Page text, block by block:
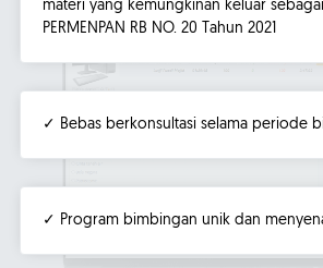
materi yang kemungkinan keluar
PERMENPAN RB NO. 20 Tahun 2021
✓ Bebas berkonsultasi selama periode
✓ Program bimbingan unik dan